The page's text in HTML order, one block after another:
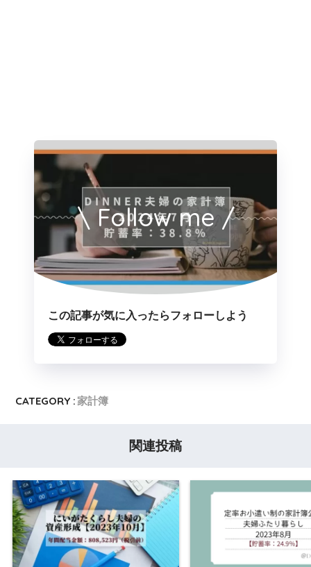
\ Follow me /
この記事が気に入ったらフォローしよう
CATEGORY : 家計簿
関連投稿